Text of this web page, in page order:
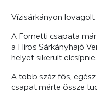
Vízisárkányon
A Fornetti csapata
a Hírös Sárkányhajó
helyet sikerült elcsípnie.
A több száz fős,
csapat mérte össze